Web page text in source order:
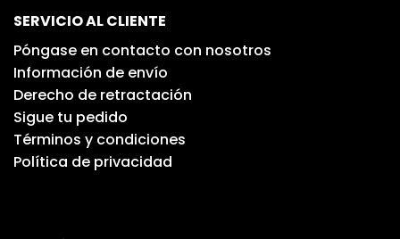
SERVICIO AL CLIENTE
Póngase en contacto con nosotros
Información de envío
Derecho de retractación
Sigue tu pedido
Términos y condiciones
Política de privacidad